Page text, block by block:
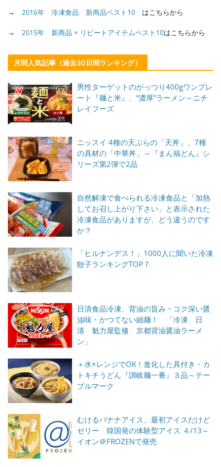
→ 2016年 冷凍食品 新商品ベスト10 はこちらから
→ 2015年 新商品 × リピートアイテムベスト10はこちらから
月間人気記事（過去30日間ランキング）
男性ターゲットのがっつり400gワンプレ
ート『麺と米』、“濃厚”ラーメン～ニチ
レイフーズ
ニッスイ 4種の天ぷらの「天丼」、7種
の具材の「中華丼」～『まん福どん』シ
リーズ第2弾で2品
自然解凍で食べられる冷凍食品と「加熱
してお召し上がり下さい」と表示された
冷凍食品がありますが、どう違うのです
か？
「ヒルナンデス！」1000人に聞いた冷凍
餃子ランキングTOP７
日清食品冷凍、背油の旨み・コク深い醤
油味・かつてない細麺！ 「冷凍 日
清 魁力屋監修 京都背油醤油ラーメ
ン」
＋水×レンジでOK！進化した具付き・カ
トキチうどん『讃岐麺一番』３品～テー
ブルマーク
むけるバナナアイス、最初アイスだけど
ゼリー 韓国発の体験型アイス ４/13～
イオン＠FROZENで発売